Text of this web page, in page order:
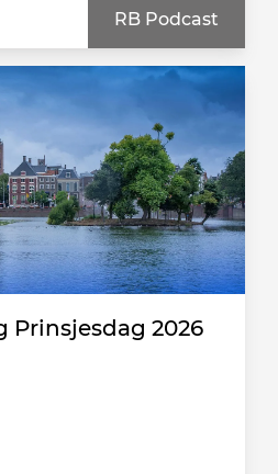
RB Podcast
Prinsjesdag 2026